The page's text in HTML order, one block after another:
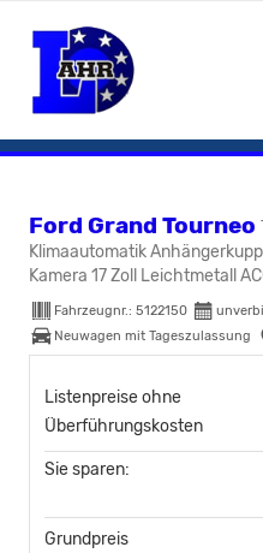
Ford Grand Tourneo
Klimaautomatik
Kamera 17 Zoll Leichtmetall
Fahrzeugnr.: 5122150
Neuwagen mit Tageszulassung
Listenpreise ohne
Überführungskosten
Sie sparen:
Grundpreis